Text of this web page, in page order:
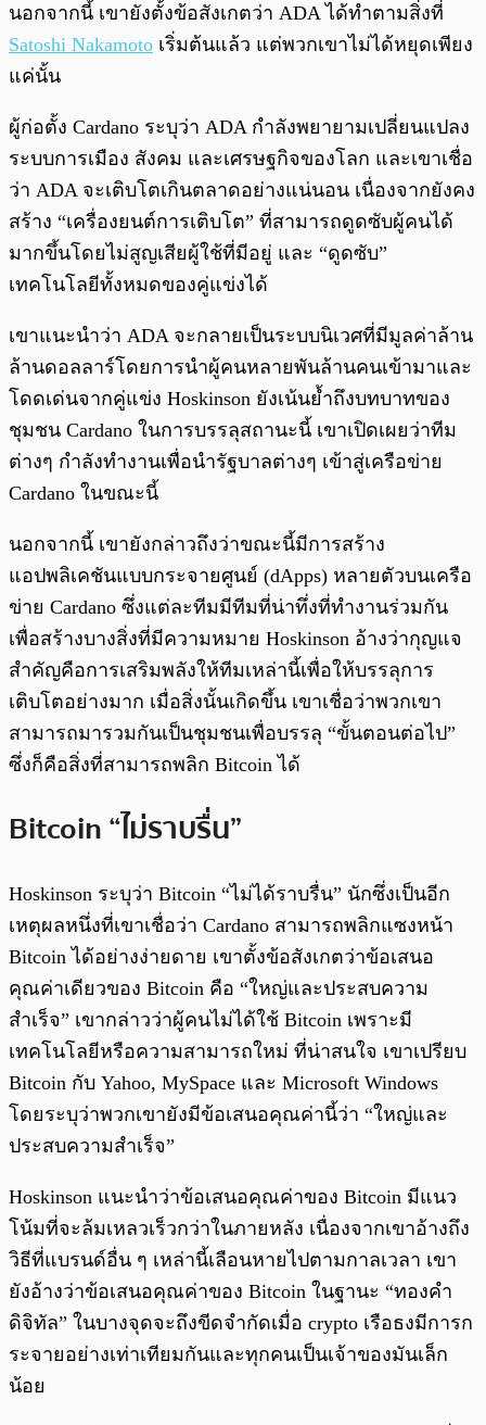
นอกจากนี้ เขายังตั้งข้อสังเกตว่า ADA ได้ทำตามสิ่งที่
Satoshi Nakamoto เริ่มต้นแล้ว แต่พวกเขาไม่ได้หยุดเพียง
แค่นั้น
ผู้ก่อตั้ง Cardano ระบุว่า ADA กำลังพยายามเปลี่ยนแปลง
ระบบการเมือง สังคม และเศรษฐกิจของโลก และเขาเชื่อ
ว่า ADA จะเติบโตเกินตลาดอย่างแน่นอน เนื่องจากยังคง
สร้าง “เครื่องยนต์การเติบโต” ที่สามารถดูดซับผู้คนได้
มากขึ้นโดยไม่สูญเสียผู้ใช้ที่มีอยู่ และ “ดูดซับ”
เทคโนโลยีทั้งหมดของคู่แข่งได้
เขาแนะนำว่า ADA จะกลายเป็นระบบนิเวศที่มีมูลค่าล้าน
ล้านดอลลาร์โดยการนำผู้คนหลายพันล้านคนเข้ามาและ
โดดเด่นจากคู่แข่ง Hoskinson ยังเน้นย้ำถึงบทบาทของ
ชุมชน Cardano ในการบรรลุสถานะนี้ เขาเปิดเผยว่าทีม
ต่างๆ กำลังทำงานเพื่อนำรัฐบาลต่างๆ เข้าสู่เครือข่าย
Cardano ในขณะนี้
นอกจากนี้ เขายังกล่าวถึงว่าขณะนี้มีการสร้าง
แอปพลิเคชันแบบกระจายศูนย์ (dApps) หลายตัวบนเครือ
ข่าย Cardano ซึ่งแต่ละทีมมีทีมที่น่าทึ่งที่ทำงานร่วมกัน
เพื่อสร้างบางสิ่งที่มีความหมาย Hoskinson อ้างว่ากุญแจ
สำคัญคือการเสริมพลังให้ทีมเหล่านี้เพื่อให้บรรลุการ
เติบโตอย่างมาก เมื่อสิ่งนั้นเกิดขึ้น เขาเชื่อว่าพวกเขา
สามารถมารวมกันเป็นชุมชนเพื่อบรรลุ “ขั้นตอนต่อไป”
ซึ่งก็คือสิ่งที่สามารถพลิก Bitcoin ได้
Bitcoin “ไม่ราบรื่น”
Hoskinson ระบุว่า Bitcoin “ไม่ได้ราบรื่น” นักซึ่งเป็นอีก
เหตุผลหนึ่งที่เขาเชื่อว่า Cardano สามารถพลิกแซงหน้า
Bitcoin ได้อย่างง่ายดาย เขาตั้งข้อสังเกตว่าข้อเสนอ
คุณค่าเดียวของ Bitcoin คือ “ใหญ่และประสบความ
สำเร็จ” เขากล่าวว่าผู้คนไม่ได้ใช้ Bitcoin เพราะมี
เทคโนโลยีหรือความสามารถใหม่ ที่น่าสนใจ เขาเปรียบ
Bitcoin กับ Yahoo, MySpace และ Microsoft Windows
โดยระบุว่าพวกเขายังมีข้อเสนอคุณค่านี้ว่า “ใหญ่และ
ประสบความสำเร็จ”
Hoskinson แนะนำว่าข้อเสนอคุณค่าของ Bitcoin มีแนว
โน้มที่จะล้มเหลวเร็วกว่าในภายหลัง เนื่องจากเขาอ้างถึง
วิธีที่แบรนด์อื่น ๆ เหล่านี้เลือนหายไปตามกาลเวลา เขา
ยังอ้างว่าข้อเสนอคุณค่าของ Bitcoin ในฐานะ “ทองคำ
ดิจิทัล” ในบางจุดจะถึงขีดจำกัดเมื่อ crypto เรือธงมีการก
ระจายอย่างเท่าเทียมกันและทุกคนเป็นเจ้าของมันเล็ก
น้อย